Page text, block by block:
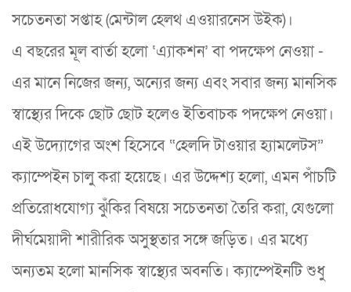
সচেতনতা সপ্তাহ (মেন্টাল হেলথ এওয়ারনেস উইক)।
এ বছরের মূল বার্তা হলো ‘এ্যাকশন’ বা পদক্ষেপ নেওয়া -
এর মানে নিজের জন্য, অন্যের জন্য এবং সবার জন্য মানসিক
স্বাস্থ্যের দিকে ছোট ছোট হলেও ইতিবাচক পদক্ষেপ নেওয়া।
এই উদ্যোগের অংশ হিসেবে “হেলদি টাওয়ার হ্যামলেটস”
ক্যাম্পেইন চালু করা হয়েছে। এর উদ্দেশ্য হলো, এমন পাঁচটি
প্রতিরোধযোগ্য ঝুঁকির বিষয়ে সচেতনতা তৈরি করা, যেগুলো
দীর্ঘমেয়াদী শারীরিক অসুস্থতার সঙ্গে জড়িত। এর মধ্যে
অন্যতম হলো মানসিক স্বাস্থ্যের অবনতি। ক্যাম্পেইনটি শুধু